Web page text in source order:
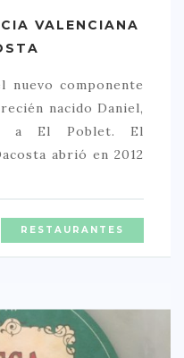
VALENCIANA
nuevo componente
nacido Daniel,
a El Poblet. El
abrió en 2012
RESTAURANTES